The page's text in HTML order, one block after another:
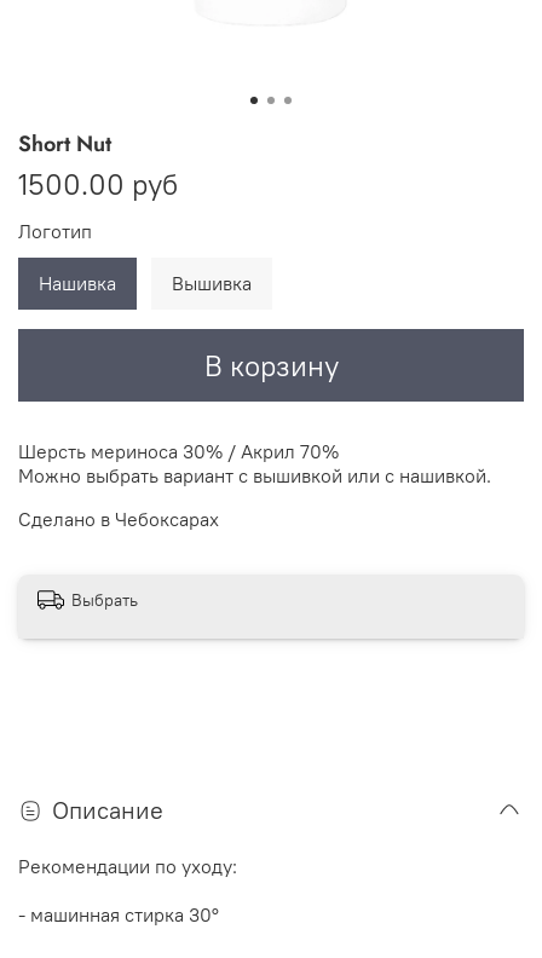
Short Nut
1500.00 руб
В корзину
Логотип
Нашивка Вышивка
Шерсть мериноса 30% / Акрил 70%
Можно выбрать вариант с вышивкой или с нашивкой.
Сделано в Чебоксарах
Выбрать
Описание
Рекомендации по уходу:
- машинная стирка 30°